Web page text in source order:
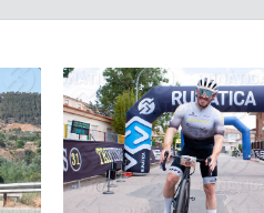
111